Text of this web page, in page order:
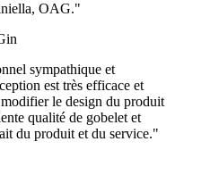
OAG."
sympathique et
est très efficace et
le design du produit
qualité de gobelet et
du produit et du service."